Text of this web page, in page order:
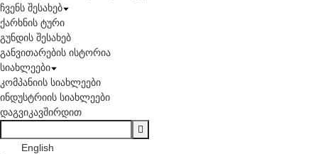
ჩვენს შესახებ
ქარხნის ტური
გუნდის შესახებ
განვითარების ისტორია
სიახლეები
კომპანიის სიახლეები
ინდუსტრიის სიახლეები
დაგვიკავშირდით
English